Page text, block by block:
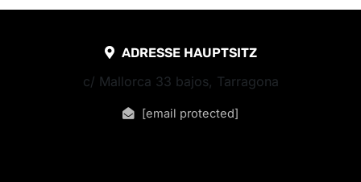
ADRESSE HAUPTSITZ
c/ Mallorca 33 bajos, Tarragona
[email protected]